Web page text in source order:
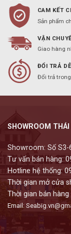
CAM KẾT
Sản phẩm
VẬN
Giao hàng
ĐỔI TRẢ
Đổi trả
SHOWROOM THÁI
Showroom: Số S3-
Tư vấn bán hàng:
Hotline hệ thống:
Thời gian mở cửa
Thời gian bán hàng
Email: